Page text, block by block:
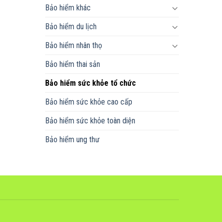
Bảo hiểm khác
Bảo hiểm du lịch
Bảo hiểm nhân thọ
Bảo hiểm thai sản
Bảo hiểm sức khỏe tổ chức
Bảo hiểm sức khỏe cao cấp
Bảo hiểm sức khỏe toàn diện
Bảo hiểm ung thư